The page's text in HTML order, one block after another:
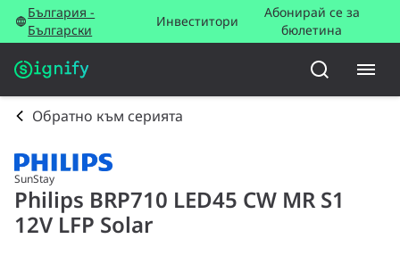
България -
Български
Инвеститори
Абонирай се за
бюлетина
Обратно към серията
SunStay
Philips BRP710 LED45 CW MR S1
12V LFP Solar